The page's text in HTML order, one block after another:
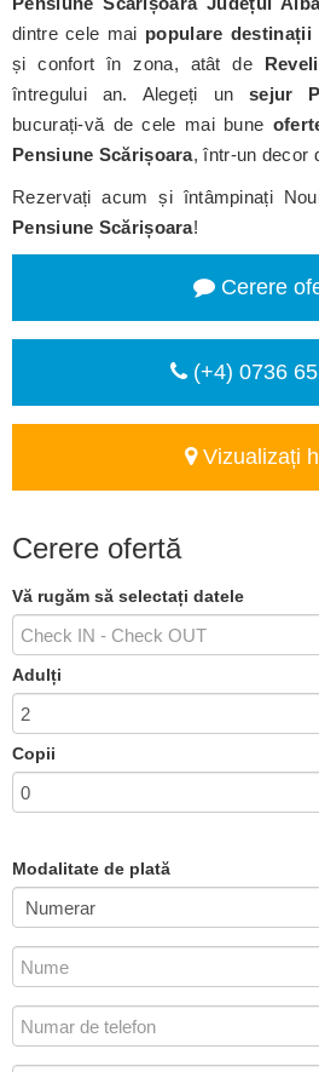
dintre cele mai populare destinații
și confort în zona, atât de
întregului an. Alegeți un sejur
bucurați-vă de cele mai bune
Pensiune Scărișoara, într-un decor
Rezervați acum și întâmpinați
Pensiune Scărișoara!
Cerere
(+4) 0736
Vizualizați
Cerere ofertă
Vă rugăm să selectați datele
Adulți
Copii
Modalitate de plată